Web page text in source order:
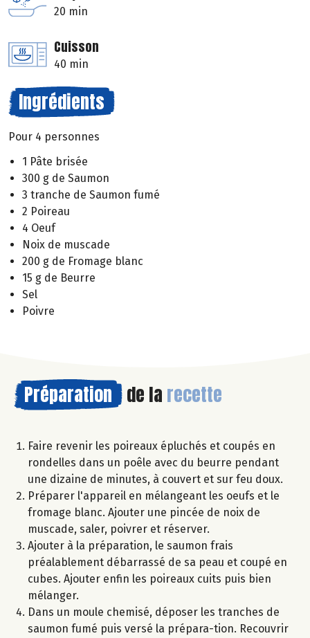
20 min
Cuisson
40 min
Ingrédients
Pour 4 personnes
1 Pâte brisée
300 g de Saumon
3 tranche de Saumon fumé
2 Poireau
4 Oeuf
Noix de muscade
200 g de Fromage blanc
15 g de Beurre
Sel
Poivre
Préparation de la recette
Faire revenir les poireaux épluchés et coupés en
rondelles dans un poêle avec du beurre pendant
une dizaine de minutes, à couvert et sur feu doux.
Préparer l'appareil en mélangeant les oeufs et le
fromage blanc. Ajouter une pincée de noix de
muscade, saler, poivrer et réserver.
Ajouter à la préparation, le saumon frais
préalablement débarrassé de sa peau et coupé en
cubes. Ajouter enfin les poireaux cuits puis bien
mélanger.
Dans un moule chemisé, déposer les tranches de
saumon fumé puis versé la prépara-tion. Recouvrir